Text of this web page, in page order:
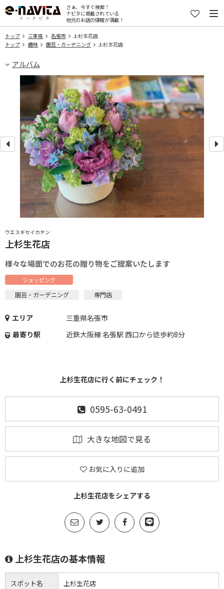
さぁ、今すぐ検索！
ナビタに掲載されている
地元のお店の情報が満載！
トップ 三重県 名張市
上杉生花店
トップ
趣味 園芸・ガーデニング 上杉生花店
アルバム
ウエスギセイカテン
上杉生花店
様々な場面でのお花の贈り物をご提案いたします
ショッピング
園芸・ガーデニング 専門店
エリア
三重県名張市
最寄り駅
近鉄大阪線 名張駅 西口から徒歩約8分
上杉生花店に行く前にチェック！
0595-63-0491
大きな地図で見る
お気に入りに追加
上杉生花店をシェアする
上杉生花店の基本情報
スポット名 上杉生花店